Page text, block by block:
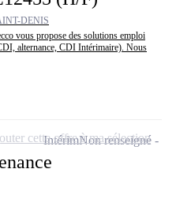
DENIS
vous propose des solutions emploi
alternance, CDI Intérimaire). Nous
IntérimNon renseigné
cette offre à ma sélection